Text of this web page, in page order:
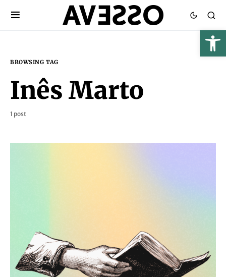
BROWSING TAG
Inês Marto
1 post